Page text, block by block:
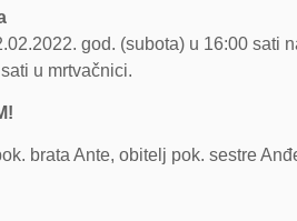
god. (subota) u 16:00 sati
u mrtvačnici.
brata Ante, obitelj pok. sestre